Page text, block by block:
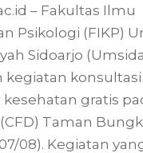
– Fakultas Ilmu
Psikologi (FIKP)
Sidoarjo
kegiatan konsultasi
gratis
Taman
08). Kegiatan